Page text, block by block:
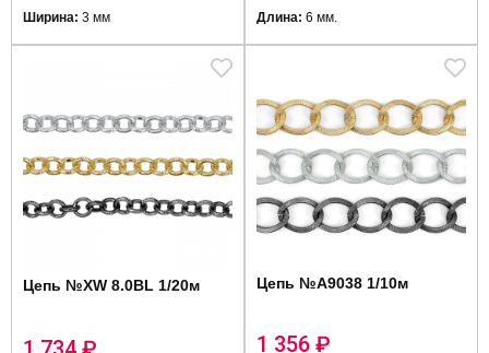
Ширина: 3 мм
Длина: 6 мм.
Цепь №XW 8.0BL 1/20м Цепь №A9038 1/10м
1 356 ₽